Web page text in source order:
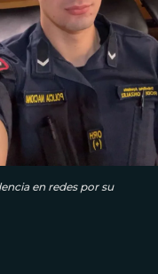
en redes por su